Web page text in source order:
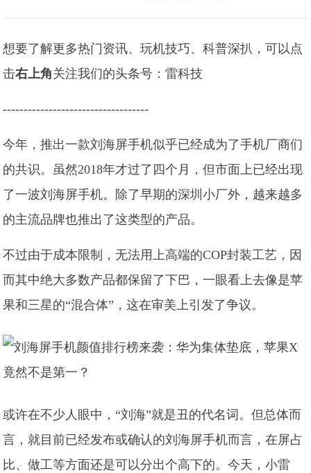
想要了解更多热门资讯、玩机技巧、科普深扒，可以点
击右上角关注我们的头条号：雷科技
-----------------------------------
今年，推出一款刘海屏手机似乎已经成为了手机厂商们
的共识。虽然2018年才过了四个月，但市面上已经出现
了一波刘海屏手机。除了早期的深圳小厂外，越来越多
的主流品牌也推出了这类型的产品。
不过由于成本限制，无法用上高端的COP封装工艺，因
而其中绝大多数产品都保留了下巴，一眼看上去像是苹
果和三星的“混合体”，这在审美上引发了争议。
或许在不少人眼中，“刘海”就是丑的代名词。但总体而
言，就目前已经发布或确认的刘海屏手机而言，在屏占
比、做工等方面还是可以分出个高下的。今天，小雷